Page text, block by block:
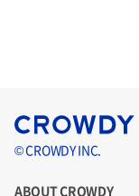
© CROWDY INC.
ABOUT CROWDY